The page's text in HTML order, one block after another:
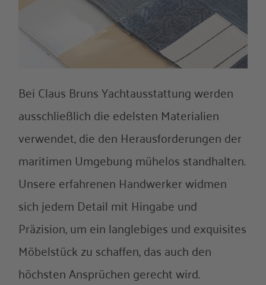
Bei Claus Bruns Yachtausstattung werden
ausschließlich die edelsten Materialien
verwendet, die den Herausforderungen der
maritimen Umgebung mühelos standhalten.
Unsere erfahrenen Handwerker widmen
sich jedem Detail mit Hingabe und
Präzision, um ein langlebiges und exquisites
Möbelstück zu schaffen, das auch den
höchsten Ansprüchen gerecht wird.